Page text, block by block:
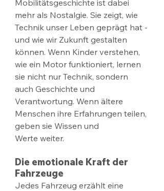
Mobilitätsgeschichte ist dabei
mehr als Nostalgie. Sie zeigt, wie
Technik unser Leben geprägt hat -
und wie wir Zukunft gestalten
können. Wenn Kinder verstehen,
wie ein Motor funktioniert, lernen
sie nicht nur Technik, sondern
auch Geschichte und
Verantwortung. Wenn ältere
Menschen ihre Erfahrungen teilen,
geben sie Wissen und
Werte weiter.
Die emotionale Kraft der
Fahrzeuge
Jedes Fahrzeug erzählt eine